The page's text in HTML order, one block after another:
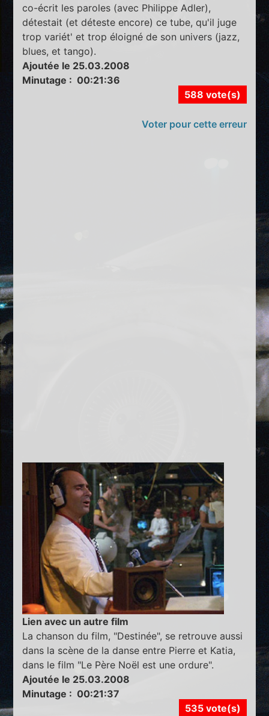
co-écrit les paroles (avec Philippe Adler),
détestait (et déteste encore) ce tube, qu'il juge
trop variét' et trop éloigné de son univers (jazz,
blues, et tango).
Ajoutée le 25.03.2008
Minutage : 00:21:36
588 vote(s)
Voter pour cette erreur
Lien avec un autre film
La chanson du film, "Destinée", se retrouve aussi
dans la scène de la danse entre Pierre et Katia,
dans le film "Le Père Noël est une ordure".
Ajoutée le 25.03.2008
Minutage : 00:21:37
535 vote(s)